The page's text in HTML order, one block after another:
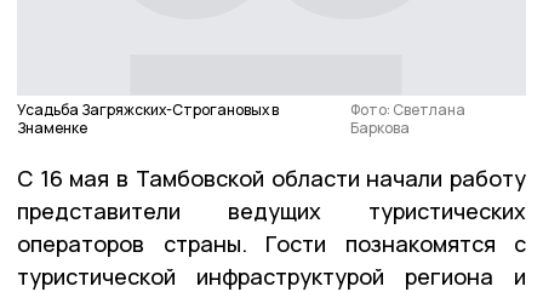
Усадьба Загряжских-Строгановых в
Знаменке
Фото: Светлана
Баркова
С 16 мая в Тамбовской области начали работу
представители ведущих туристических
операторов страны. Гости познакомятся с
туристической инфраструктурой региона и